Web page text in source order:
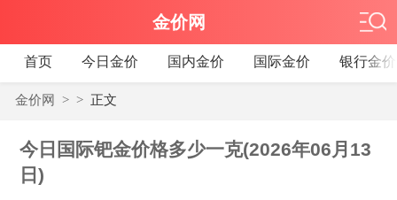
金价网
首页 今日金价 国内金价 国际金价 银行金价
金价网 > > 正文
今日国际钯金价格多少一克(2026年06月13
日)